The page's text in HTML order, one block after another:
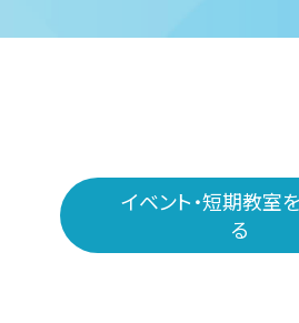
イベント・短期教室
る